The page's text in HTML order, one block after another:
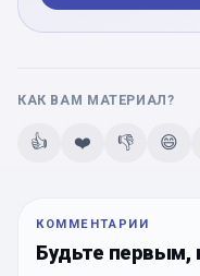
КАК ВАМ МАТЕРИАЛ?
👍 ❤️ 👎 😄
КОММЕНТАРИИ
Будьте первым,